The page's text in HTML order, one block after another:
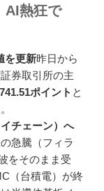
AI熱狂で
を更新昨日から
券取引所の主
ポイント と
チェーン）へ
急騰（フィラ
をそのまま受
（台積電）が終